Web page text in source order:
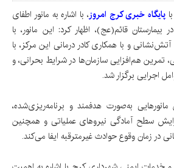
پایگاه خبری کرج امروز، با اشاره به مانور اطفای
قائم(عج)، اظهار کرد: این مانور، با
مشارکت نیروهای منطقه 1 آتش‌نشانی و با همکاری کادر درمانی این مرکز، با
هم‌افزایی سازمان‌ها در شرایط بحرانی، و
برگزار شد.
به‌صورت هدفمند و برنامه‌ریزی‌شده،
سطح آمادگی نیروهای عملیاتی و همچنین
در زمان وقوع حوادث غیرمترقبه ایفا می‌کند.